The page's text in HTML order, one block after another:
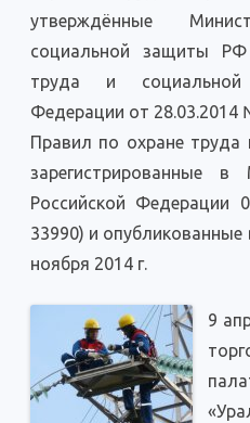
утверждённые
социальной защиты РФ
труда и
Федерации от
Правил по охране труда
зарегистрированные в
Российской Федерации
33990) и опубликованные
ноября 2014 г.
9